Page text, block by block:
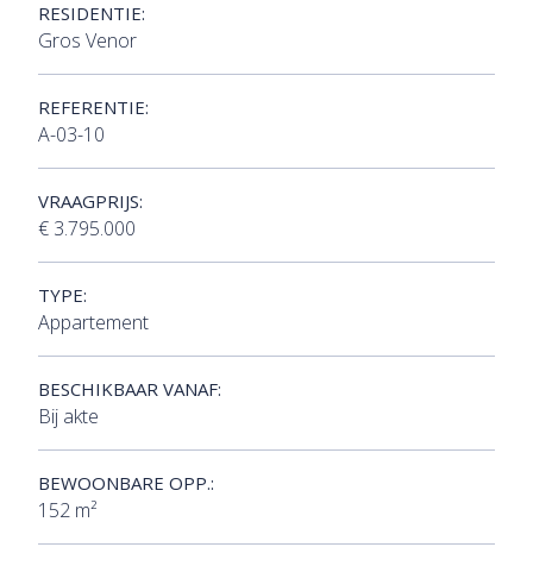
RESIDENTIE:
Gros Venor
REFERENTIE:
A-03-10
VRAAGPRIJS:
€ 3.795.000
TYPE:
Appartement
BESCHIKBAAR VANAF:
Bij akte
BEWOONBARE OPP.:
152 m²